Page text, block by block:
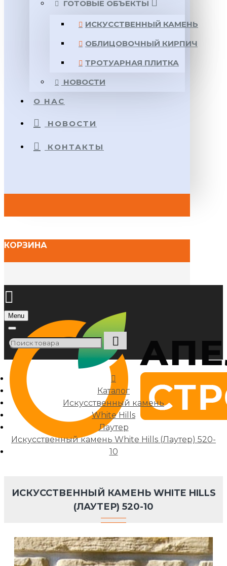
ГОТОВЫЕ ОБЪЕКТЫ
ИСКУССТВЕННЫЙ КАМЕНЬ
ОБЛИЦОВОЧНЫЙ КИРПИЧ
ТРОТУАРНАЯ ПЛИТКА
НОВОСТИ
О НАС
НОВОСТИ
КОНТАКТЫ
КОРЗИНА
Menu
Каталог
Искусственный камень
White Hills
Лаутер
Искусственный камень White Hills (Лаутер) 520-
10
ИСКУССТВЕННЫЙ КАМЕНЬ WHITE HILLS
(ЛАУТЕР) 520-10